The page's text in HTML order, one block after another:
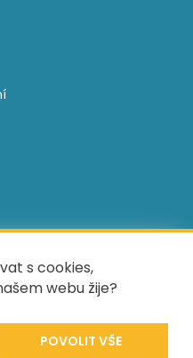
s cookies,
webu žije?
Evropským sociálním